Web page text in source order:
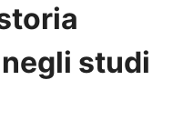
negli studi